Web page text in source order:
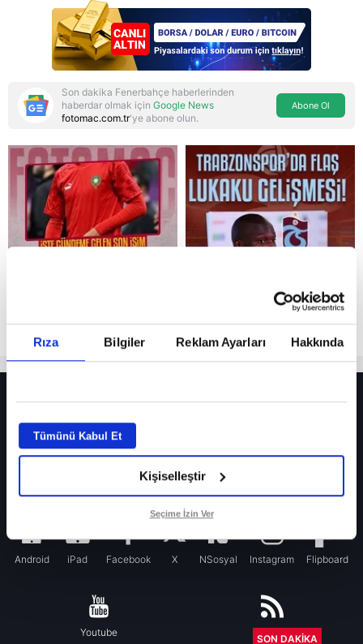
Rıza Bilgiler Reklam Ayarları Hakkında
Tümünü Kabul Et
Kişiselleştir
Seçime İzin Ver
Reddet
Son dakika Fenerbahçe haberlerinden
haberdar olmak için Google News
fotomac.com.tr'ye abone olun.
Abone Ol
Fenerbahçe’de sürpriz ayrılık ihtimali! Devre arasında gelmişti
Fenerbahçe’nin yeni transferi Mason Greenwood için olay sözler!
Galatasaray’da rota yeniden Thiago Almada!
Android iPad Facebook X NSosyal Instagram Flipboard
Youtube RSS
SON DAKİKA